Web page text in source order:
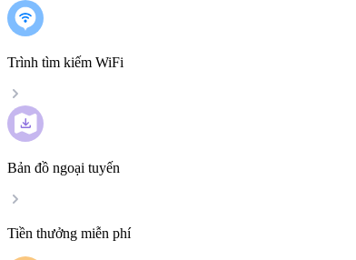
Trình tìm kiếm WiFi
Bản đồ ngoại tuyến
Tiền thưởng miễn phí